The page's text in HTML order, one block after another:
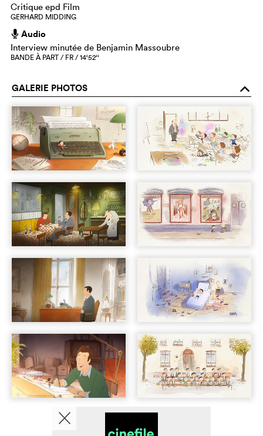
Critique epd Film
GERHARD MIDDING
h Audio
Interview minutée de Benjamin Massoubre
BANDE À PART / FR / 14‘52‘‘
GALERIE PHOTOS o